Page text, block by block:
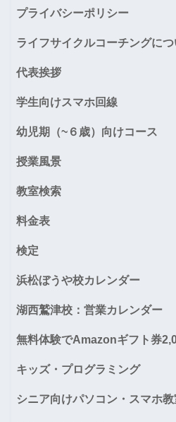
プライバシーポリシー
ライフサイクルコーチングにつ
代表挨拶
学生向けスマホ回線
幼児期（~６歳）向けコース
授業風景
教室検索
料金表
検定
浜松ぼうや校カレンダー
湖西鷲津校：営業カレンダー
無料体験でAmazonギフト券
キッズ・プログラミング
シニア向けパソコン・スマホ教